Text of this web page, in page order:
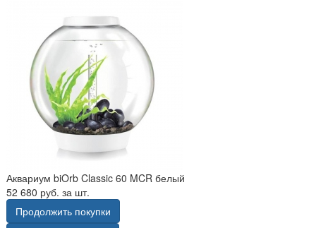
Аквариум biOrb Classic 60 MCR белый
52 680 руб. за шт.
Продолжить покупки